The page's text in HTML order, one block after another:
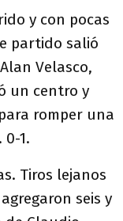
y con pocas
partido salió
Velasco,
un centro y
romper una
1.
Tiros lejanos
seis y